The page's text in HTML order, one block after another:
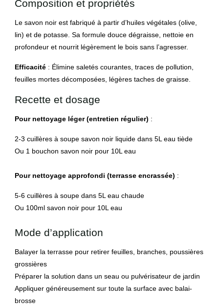
Composition et propriétés
Le savon noir est fabriqué à partir d’huiles végétales (olive,
lin) et de potasse. Sa formule douce dégraisse, nettoie en
profondeur et nourrit légèrement le bois sans l’agresser.
Efficacité : Élimine saletés courantes, traces de pollution,
feuilles mortes décomposées, légères taches de graisse.
Recette et dosage
Pour nettoyage léger (entretien régulier) :
2-3 cuillères à soupe savon noir liquide dans 5L eau tiède
Ou 1 bouchon savon noir pour 10L eau
Pour nettoyage approfondi (terrasse encrassée) :
5-6 cuillères à soupe dans 5L eau chaude
Ou 100ml savon noir pour 10L eau
Mode d’application
Balayer la terrasse pour retirer feuilles, branches, poussières
grossières
Préparer la solution dans un seau ou pulvérisateur de jardin
Appliquer généreusement sur toute la surface avec balai-
brosse